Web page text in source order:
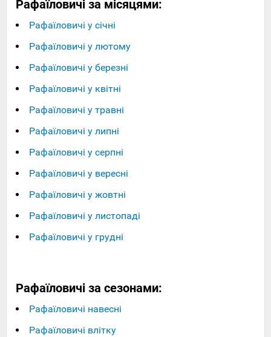
Рафаїловичі за місяцями:
Рафаїловичі у січні
Рафаїловичі у лютому
Рафаїловичі у березні
Рафаїловичі у квітні
Рафаїловичі у травні
Рафаїловичі у липні
Рафаїловичі у серпні
Рафаїловичі у вересні
Рафаїловичі у жовтні
Рафаїловичі у листопаді
Рафаїловичі у грудні
Рафаїловичі за сезонами:
Рафаїловичі навесні
Рафаїловичі влітку